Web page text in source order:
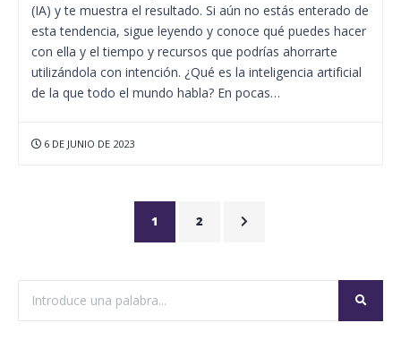
(IA) y te muestra el resultado. Si aún no estás enterado de
esta tendencia, sigue leyendo y conoce qué puedes hacer
con ella y el tiempo y recursos que podrías ahorrarte
utilizándola con intención. ¿Qué es la inteligencia artificial
de la que todo el mundo habla? En pocas…
6 DE JUNIO DE 2023
1 2